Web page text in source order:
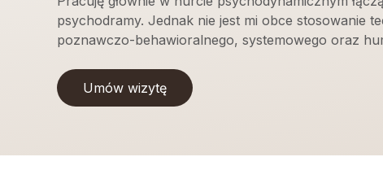
psychodramy. Jednak nie jest mi obce stosowanie
poznawczo-behawioralnego, systemowego oraz
Umów wizytę